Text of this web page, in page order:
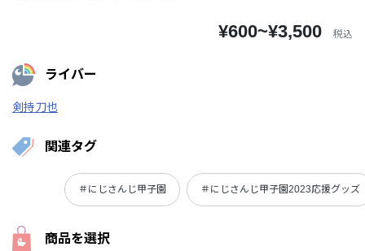
¥600~¥3,500 税込
ライバー
剣持刀也
関連タグ
＃にじさんじ甲子園 ＃にじさんじ甲子園2023応援グッズ
商品を選択